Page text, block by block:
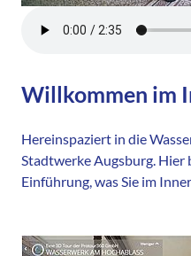
Willkommen im
Hereinspaziert in die
Stadtwerke Augsburg. Hier
Einführung, was Sie im